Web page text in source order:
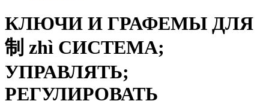
КЛЮЧИ И ГРАФЕМЫ ДЛЯ
制 zhì СИСТЕМА;
УПРАВЛЯТЬ;
РЕГУЛИРОВАТЬ